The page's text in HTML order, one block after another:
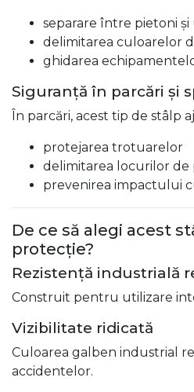
separare între pietoni și
delimitarea culoarelor
ghidarea
Siguranță în parcări și
În parcări, acest tip de stâlp
protejarea trotuarelor
delimitarea locurilor de
prevenirea impactului
De ce să alegi acest
protecție?
Rezistență industrială
Construit pentru utilizare
Vizibilitate ridicată
Culoarea galben industrial
accidentelor.